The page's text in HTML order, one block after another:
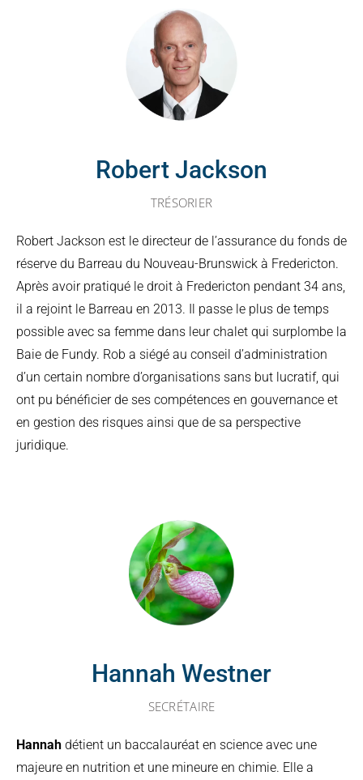
Robert Jackson
TRÉSORIER
Robert Jackson est le directeur de l’assurance du fonds de
réserve du Barreau du Nouveau-Brunswick à Fredericton.
Après avoir pratiqué le droit à Fredericton pendant 34 ans,
il a rejoint le Barreau en 2013. Il passe le plus de temps
possible avec sa femme dans leur chalet qui surplombe la
Baie de Fundy. Rob a siégé au conseil d’administration
d’un certain nombre d’organisations sans but lucratif, qui
ont pu bénéficier de ses compétences en gouvernance et
en gestion des risques ainsi que de sa perspective
juridique.
Hannah Westner
SECRÉTAIRE
Hannah détient un baccalauréat en science avec une
majeure en nutrition et une mineure en chimie. Elle a